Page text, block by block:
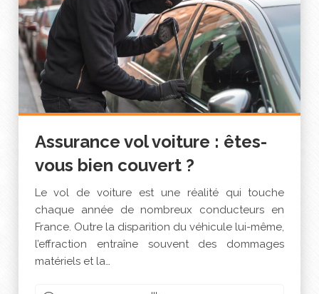
Assurance vol voiture : êtes-
vous bien couvert ?
Le vol de voiture est une réalité qui touche
chaque année de nombreux conducteurs en
France. Outre la disparition du véhicule lui-même,
l’effraction entraîne souvent des dommages
matériels et la…